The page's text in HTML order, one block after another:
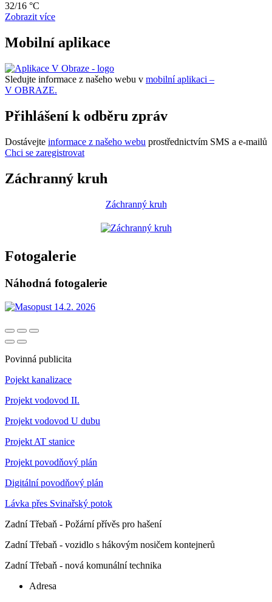
32/16 °C
Zobrazit více
Mobilní aplikace
Sledujte informace z našeho webu v mobilní aplikaci –
V OBRAZE.
Přihlášení k odběru zpráv
Dostávejte informace z našeho webu prostřednictvím SMS a e-mailů
Chci se zaregistrovat
Záchranný kruh
Záchranný kruh
Fotogalerie
Náhodná fotogalerie
Povinná publicita
Pojekt kanalizace
Projekt vodovod II.
Projekt vodovod U dubu
Projekt AT stanice
Projekt povodňový plán
Digitální povodňový plán
Lávka přes Svinařský potok
Zadní Třebaň - Požární přívěs pro hašení
Zadní Třebaň - vozidlo s hákovým nosičem kontejnerů
Zadní Třebaň - nová komunální technika
Adresa